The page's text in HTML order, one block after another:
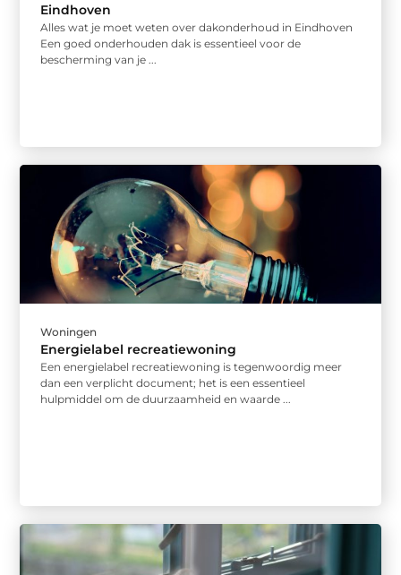
Eindhoven
Alles wat je moet weten over dakonderhoud in Eindhoven
Een goed onderhouden dak is essentieel voor de
bescherming van je ...
Woningen
Energielabel recreatiewoning
Een energielabel recreatiewoning is tegenwoordig meer
dan een verplicht document; het is een essentieel
hulpmiddel om de duurzaamheid en waarde ...